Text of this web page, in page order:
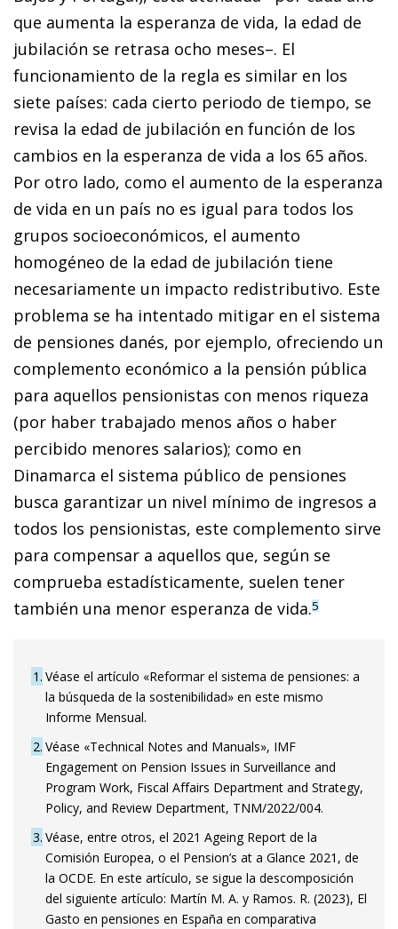
que aumenta la esperanza de vida, la edad de
jubilación se retrasa ocho meses–. El
funcionamiento de la regla es similar en los
siete países: cada cierto periodo de tiempo, se
revisa la edad de jubilación en función de los
cambios en la esperanza de vida a los 65 años.
Por otro lado, como el aumento de la esperanza
de vida en un país no es igual para todos los
grupos socioeconómicos, el aumento
homogéneo de la edad de jubilación tiene
necesariamente un impacto redistributivo. Este
problema se ha intentado mitigar en el sistema
de pensiones danés, por ejemplo, ofreciendo un
complemento económico a la pensión pública
para aquellos pensionistas con menos riqueza
(por haber trabajado menos años o haber
percibido menores salarios); como en
Dinamarca el sistema público de pensiones
busca garantizar un nivel mínimo de ingresos a
todos los pensionistas, este complemento sirve
para compensar a aquellos que, según se
comprueba estadísticamente, suelen tener
también una menor esperanza de vida.5
1 Véase el artículo «Reformar el sistema de pensiones: a
la búsqueda de la sostenibilidad» en este mismo
Informe Mensual.
2 Véase «Technical Notes and Manuals», IMF
Engagement on Pension Issues in Surveillance and
Program Work, Fiscal Affairs Department and Strategy,
Policy, and Review Department, TNM/2022/004.
3 Véase, entre otros, el 2021 Ageing Report de la
Comisión Europea, o el Pension’s at a Glance 2021, de
la OCDE. En este artículo, se sigue la descomposición
del siguiente artículo: Martín M. A. y Ramos. R. (2023), El
Gasto en pensiones en España en comparativa